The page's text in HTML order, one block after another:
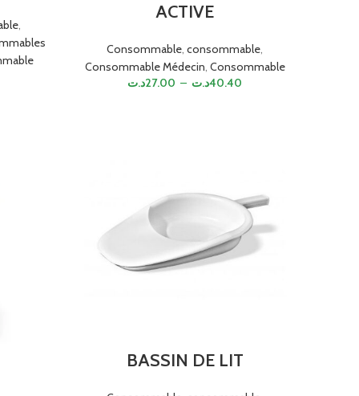
,
ACTIVE
Consommable,consommable,
Consommable Médecin, Consommable
27.00د.ت – 40.40د.ت
BASSIN DE LIT